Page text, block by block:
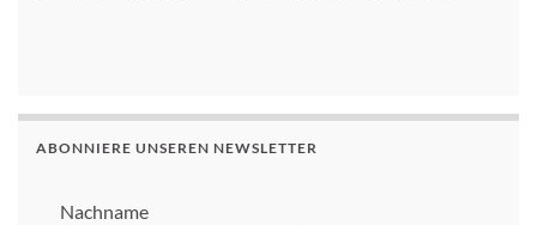
ABONNIERE UNSEREN NEWSLETTER
Nachname